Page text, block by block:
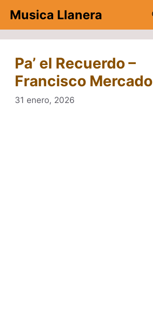
contenido
Musica Llanera
Pa’ el Recuerdo –
Francisco Mercado
31 enero, 2026